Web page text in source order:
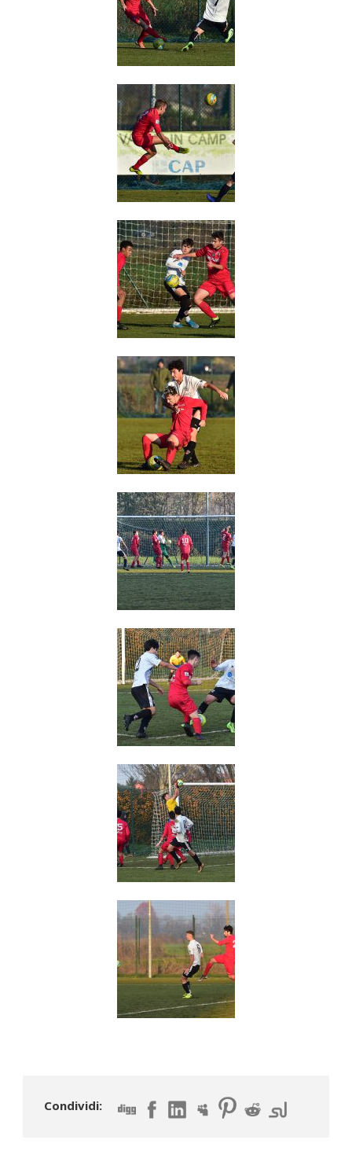
Condividi: